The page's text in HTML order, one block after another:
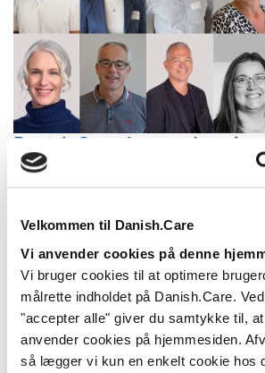
Velkommen til Danish.Care
Vi anvender cookies på denne
Vi bruger cookies til at optimere
målrette indholdet på Danish.Care.
"accepter alle" giver du samtykke til,
anvender cookies på hjemmesiden.
så lægger vi kun en enkelt cookie hos
Danish.Care-bestyrelsen
Byd velkommen til vores
og vicebestyrelsesleder
21.05.2026
Claus Ipsen fra Wear&Care
Hega fra Axitare Denmark er valgt
Læs mere